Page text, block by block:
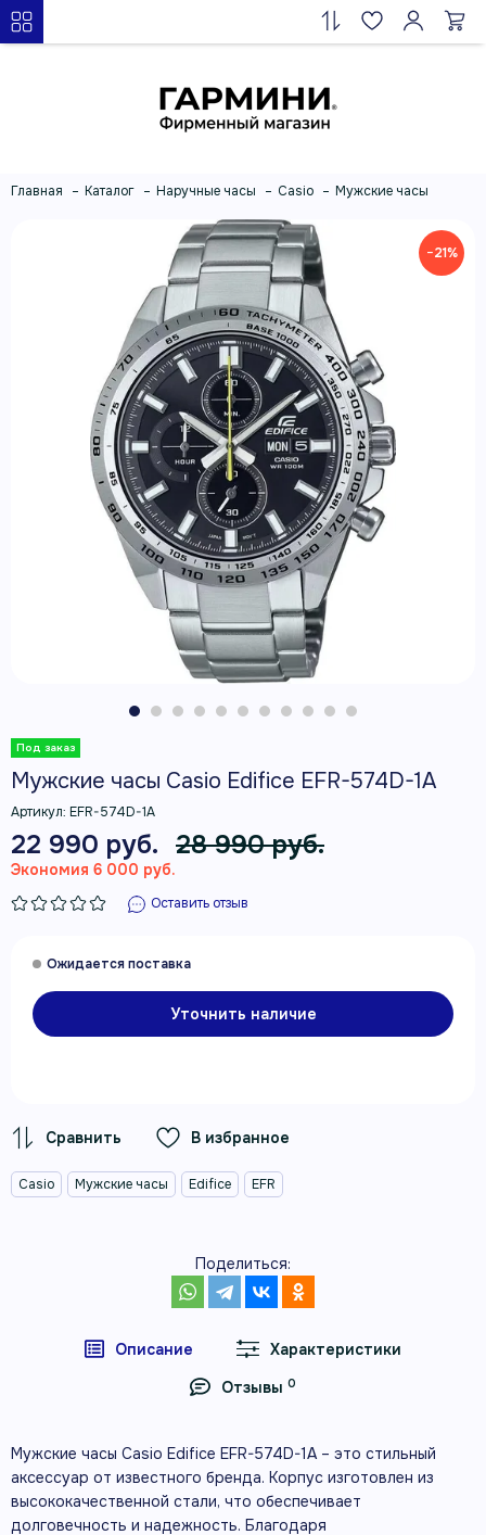
Главная Каталог Наручные часы Casio Мужские часы
−21%
Мужские часы Casio Edifice EFR-574D-1A
Артикул: EFR-574D-1A
22 990 руб. 28 990 руб.
Экономия 6 000 руб.
Оставить отзыв
Уточнить наличие
В избранное
Casio Мужские часы Edifice EFR
Поделиться:
Описание
Характеристики
Отзывы 0
Мужские часы Casio Edifice EFR-574D-1A – это стильный
аксессуар от известного бренда. Корпус изготовлен из
высококачественной стали, что обеспечивает
долговечность и надежность. Благодаря